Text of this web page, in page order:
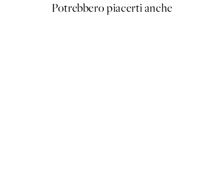
Potrebbero piacerti anche